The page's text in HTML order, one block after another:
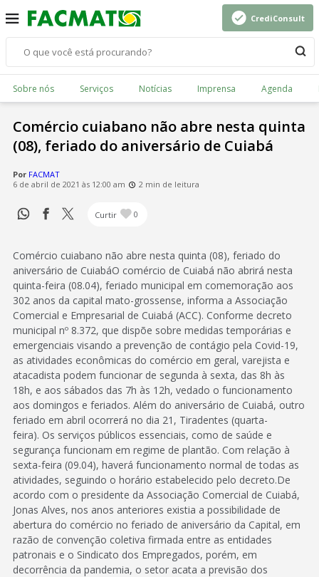
CrediConsult
Sobre nós Serviços Notícias Imprensa Agenda
Comércio cuiabano não abre nesta quinta
(08), feriado do aniversário de Cuiabá
Por FACMAT
6 de abril de 2021 às 12:00 am
2 min de leitura
Curtir 0
Comércio cuiabano não abre nesta quinta (08), feriado do
aniversário de CuiabáO comércio de Cuiabá não abrirá nesta
quinta-feira (08.04), feriado municipal em comemoração aos
302 anos da capital mato-grossense, informa a Associação
Comercial e Empresarial de Cuiabá (ACC). Conforme decreto
municipal nº 8.372, que dispõe sobre medidas temporárias e
emergenciais visando a prevenção de contágio pela Covid-19,
as atividades econômicas do comércio em geral, varejista e
atacadista podem funcionar de segunda à sexta, das 8h às
18h, e aos sábados das 7h às 12h, vedado o funcionamento
aos domingos e feriados. Além do aniversário de Cuiabá, outro
feriado em abril ocorrerá no dia 21, Tiradentes (quarta-
feira). Os serviços públicos essenciais, como de saúde e
segurança funcionam em regime de plantão. Com relação à
sexta-feira (09.04), haverá funcionamento normal de todas as
atividades, seguindo o horário estabelecido pelo decreto.De
acordo com o presidente da Associação Comercial de Cuiabá,
Jonas Alves, nos anos anteriores existia a possibilidade de
abertura do comércio no feriado de aniversário da Capital, em
razão de convenção coletiva firmada entre as entidades
patronais e o Sindicato dos Empregados, porém, em
decorrência da pandemia, o setor acata a previsão dos